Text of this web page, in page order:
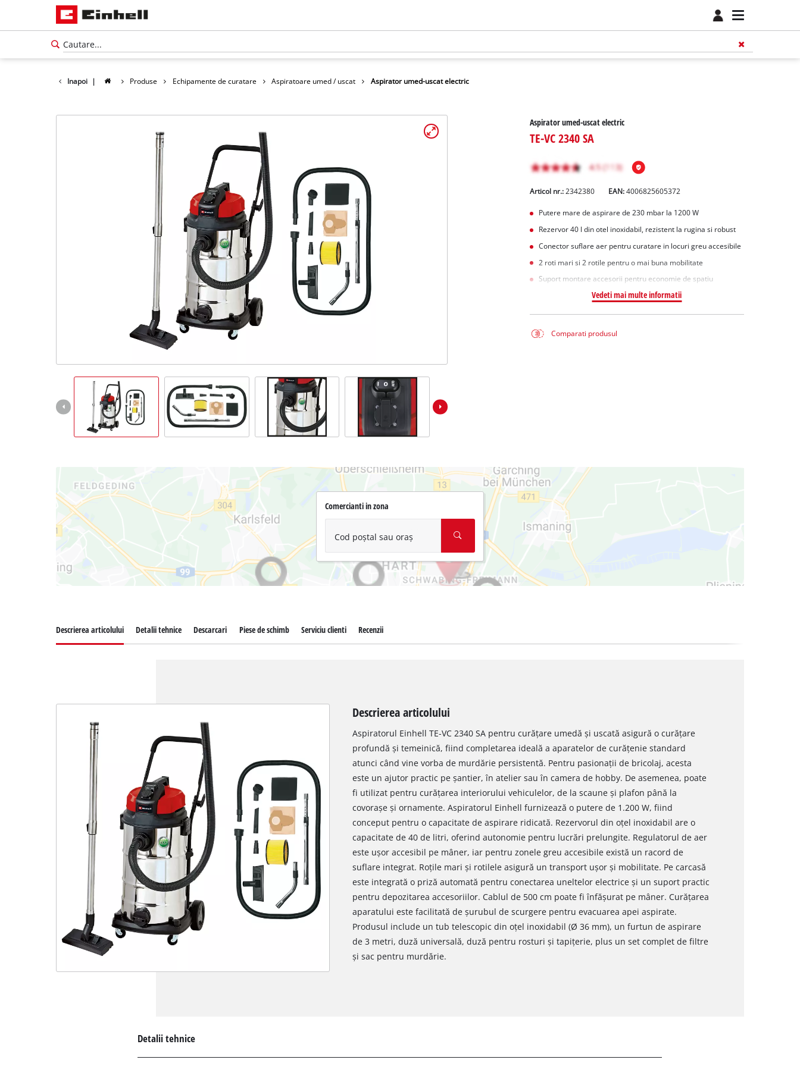
Inapoi | Produse Echipamente de curatare Aspiratoare umed / uscat Aspirator umed-uscat electric
Aspirator umed-uscat electric
TE-VC 2340 SA
Articol nr.: 2342380 EAN:4006825605372
Putere mare de aspirare de 230 mbar la 1200 W
Rezervor 40 l din otel inoxidabil, rezistent la rugina si robust
Conector suflare aer pentru curatare in locuri greu accesibile
2 roti mari si 2 rotile pentru o mai buna mobilitate
Suport montare accesorii pentru economie de spatiu
Vedeti mai multe informatii
Comparati produsul
Comercianti in zona
Cod poștal sau oraș
Descrierea articolului Detalii tehnice Descarcari Piese de schimb Serviciu clienti Recenzii
Descrierea articolului
Aspiratorul Einhell TE-VC 2340 SA pentru curățare umedă și uscată asigură o curățare
profundă și temeinică, fiind completarea ideală a aparatelor de curățenie standard
atunci când vine vorba de murdărie persistentă. Pentru pasionații de bricolaj, acesta
este un ajutor practic pe șantier, în atelier sau în camera de hobby. De asemenea, poate
fi utilizat pentru curățarea interiorului vehiculelor, de la scaune și plafon până la
covorașe și ornamente. Aspiratorul Einhell furnizează o putere de 1.200 W, fiind
conceput pentru o capacitate de aspirare ridicată. Rezervorul din oțel inoxidabil are o
capacitate de 40 de litri, oferind autonomie pentru lucrări prelungite. Regulatorul de aer
este ușor accesibil pe mâner, iar pentru zonele greu accesibile există un racord de
suflare integrat. Roțile mari și rotilele asigură un transport ușor și mobilitate. Pe carcasă
este integrată o priză automată pentru conectarea uneltelor electrice și un suport practic
pentru depozitarea accesoriilor. Cablul de 500 cm poate fi înfășurat pe mâner. Curățarea
aparatului este facilitată de șurubul de scurgere pentru evacuarea apei aspirate.
Produsul include un tub telescopic din oțel inoxidabil (Ø 36 mm), un furtun de aspirare
de 3 metri, duză universală, duză pentru rosturi și tapițerie, plus un set complet de filtre
și sac pentru murdărie.
Detalii tehnice